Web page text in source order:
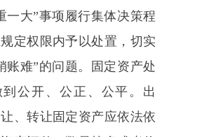
管理机制，对固定资产管
员设置，账实相符情况，